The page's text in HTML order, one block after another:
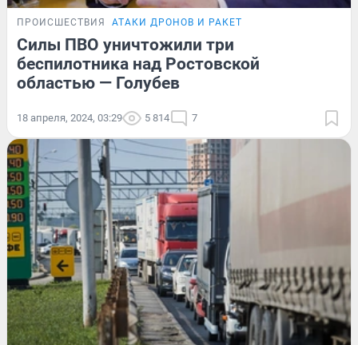
ПРОИСШЕСТВИЯ АТАКИ ДРОНОВ И РАКЕТ
Силы ПВО уничтожили три
беспилотника над Ростовской
областью — Голубев
18 апреля, 2024, 03:29 5 814 7